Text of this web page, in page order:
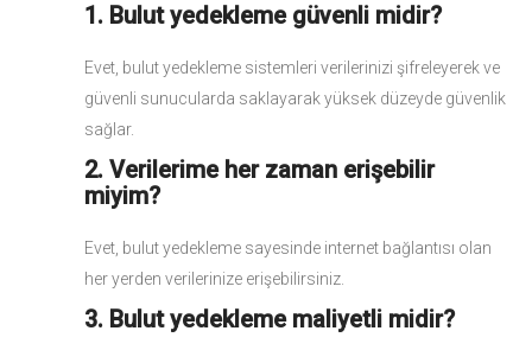
1. Bulut yedekleme güvenli midir?
Evet, bulut yedekleme sistemleri verilerinizi şifreleyerek ve
güvenli sunucularda saklayarak yüksek düzeyde güvenlik
sağlar.
2. Verilerime her zaman erişebilir
miyim?
Evet, bulut yedekleme sayesinde internet bağlantısı olan
her yerden verilerinize erişebilirsiniz.
3. Bulut yedekleme maliyetli midir?